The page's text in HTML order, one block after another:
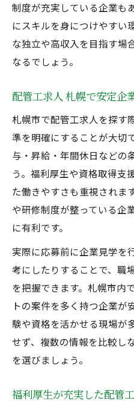
制度が充実している企業も
にスキルを身につけやすい
な独立や高収入を目指す場
なるでしょう。
配管工求人 札幌で安定企
札幌市で配管工求人を探す
準を明確にすることが大切
与・昇給・年間休日などの
う。福利厚生や資格取得支
た働きやすさも重視されま
や研修制度が整っている企
に有利です。
実際に応募前に企業見学を
考にしたりすることで、職
を把握できます。札幌市内
トの案件を多く持つ企業が
験や資格を活かせる現場が
せず、複数の情報を比較し
を選びましょう。
福利厚生が充実した配管